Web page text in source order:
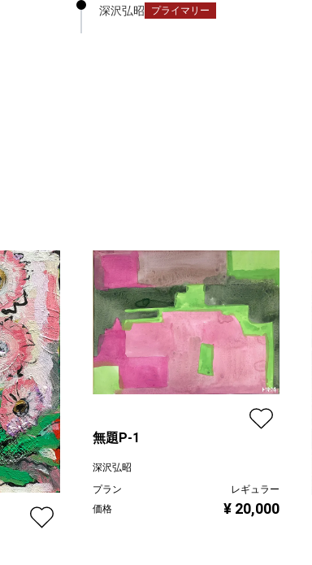
深沢弘昭 プライマリー
無題P-1
深沢弘昭
プラン
レギュラー
価格
¥ 20,000